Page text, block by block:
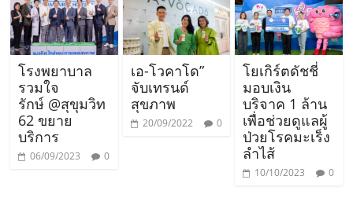
โรงพยาบาล
รวมใจ
รักษ์ @สุขุมวิท
62 ขยาย
บริการ
06/09/2023 0
เอ-โวคาโด”
จับเทรนด์
สุขภาพ
20/09/2022 0
โยเกิร์ตดัชชี่
มอบเงิน
บริจาค 1 ล้าน
เพื่อช่วยดูแลผู้
ป่วยโรคมะเร็ง
ลำไส้
10/10/2023 0